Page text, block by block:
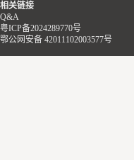
相关链接
Q&A
粤ICP备2024289770号
鄂公网安备 42011102003577号